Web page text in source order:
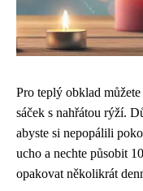
Pro teplý obklad
sáček s nahřátou rýží.
abyste si nepopálili
ucho a nechte působit
opakovat několikrát